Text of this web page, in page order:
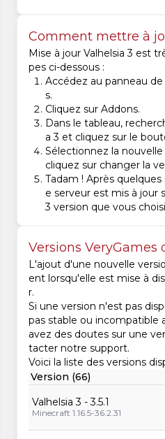
Comment mettre à
Mise à jour Valhelsia 3 est
pes ci-dessous :
Accédez au panneau
s.
Cliquez sur Addons.
Dans le tableau,
a 3 et cliquez sur le
Sélectionnez la
cliquez sur changer la
Tadam ! Après
e serveur est mis à jour
3 version que vous
Versions VeryGames
L'ajout d'une nouvelle
ent lorsqu'elle est mise à
r.
Si une version n'est pas
pas stable ou incompatible
avez des doutes sur une
tacter notre support.
Voici la liste des versions
Version (66)
Valhelsia 3 - 3.5.1
Minecraft 1.16.5-36.2.31